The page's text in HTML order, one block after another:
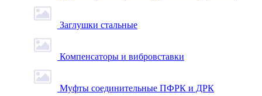
Заглушки стальные
Компенсаторы и вибровставки
Муфты соединительные ПФРК и ДРК